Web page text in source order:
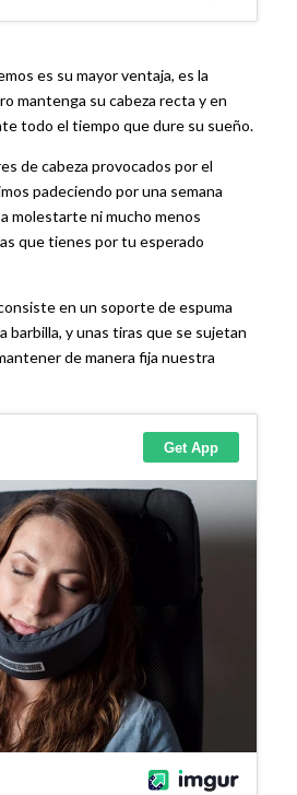
es su mayor ventaja, es la
mantenga su cabeza recta y en
todo el tiempo que dure su sueño.
de cabeza provocados por el
padeciendo por una semana
molestarte ni mucho menos
que tienes por tu esperado
en un soporte de espuma
barbilla, y unas tiras que se sujetan
de manera fija nuestra